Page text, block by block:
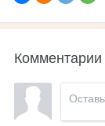
Комментарии